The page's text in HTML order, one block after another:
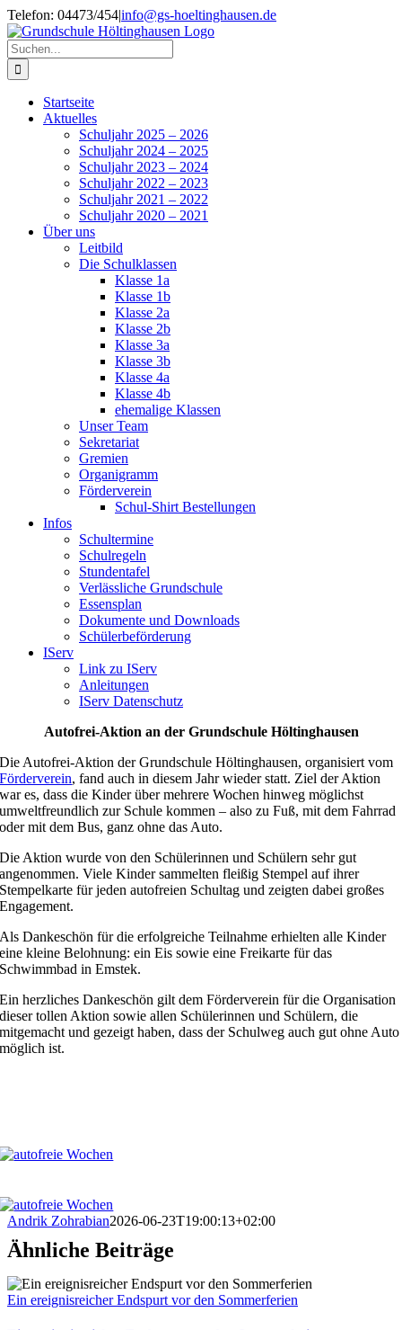
Zum
Inhalt
springen
Telefon: 04473/454|info@gs-hoeltinghausen.de
Suche
nach:
Startseite
Aktuelles
Schuljahr 2025 – 2026
Schuljahr 2024 – 2025
Schuljahr 2023 – 2024
Schuljahr 2022 – 2023
Schuljahr 2021 – 2022
Schuljahr 2020 – 2021
Über uns
Leitbild
Die Schulklassen
Klasse 1a
Klasse 1b
Klasse 2a
Klasse 2b
Klasse 3a
Klasse 3b
Klasse 4a
Klasse 4b
ehemalige Klassen
Unser Team
Sekretariat
Gremien
Organigramm
Förderverein
Schul-Shirt Bestellungen
Infos
Schultermine
Schulregeln
Stundentafel
Verlässliche Grundschule
Essensplan
Dokumente und Downloads
Schülerbeförderung
IServ
Link zu IServ
Anleitungen
IServ Datenschutz
Autofrei-Aktion an der Grundschule Höltinghausen
Die Autofrei-Aktion der Grundschule Höltinghausen, organisiert vom
Förderverein, fand auch in diesem Jahr wieder statt. Ziel der Aktion
war es, dass die Kinder über mehrere Wochen hinweg möglichst
umweltfreundlich zur Schule kommen – also zu Fuß, mit dem Fahrrad
oder mit dem Bus, ganz ohne das Auto.
Die Aktion wurde von den Schülerinnen und Schülern sehr gut
angenommen. Viele Kinder sammelten fleißig Stempel auf ihrer
Stempelkarte für jeden autofreien Schultag und zeigten dabei großes
Engagement.
Als Dankeschön für die erfolgreiche Teilnahme erhielten alle Kinder
eine kleine Belohnung: ein Eis sowie eine Freikarte für das
Schwimmbad in Emstek.
Ein herzliches Dankeschön gilt dem Förderverein für die Organisation
dieser tollen Aktion sowie allen Schülerinnen und Schülern, die
mitgemacht und gezeigt haben, dass der Schulweg auch gut ohne Auto
möglich ist.
Andrik Zohrabian2026-06-23T19:00:13+02:00
Ähnliche Beiträge
Ein ereignisreicher Endspurt vor den Sommerferien